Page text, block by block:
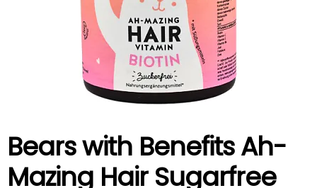
Bears with Benefits Ah-
Mazing Hair Sugarfree